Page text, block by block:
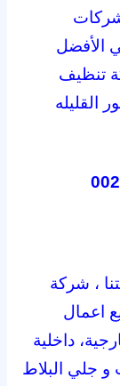
الأفضل
تنظيف
القليله
، شركة
اعمال
داخلية
جلي البلاط